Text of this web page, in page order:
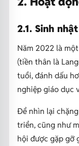
2.1. Sinh
Năm 2022 là
(tiền thân là
tuổi, đánh dấu
nghiệp giáo dục
Để nhìn lại
triển, cũng như
hội được gặp gỡ